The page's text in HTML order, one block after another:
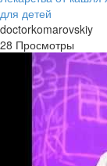
для детей
doctorkomarovskiy
28 Просмотры